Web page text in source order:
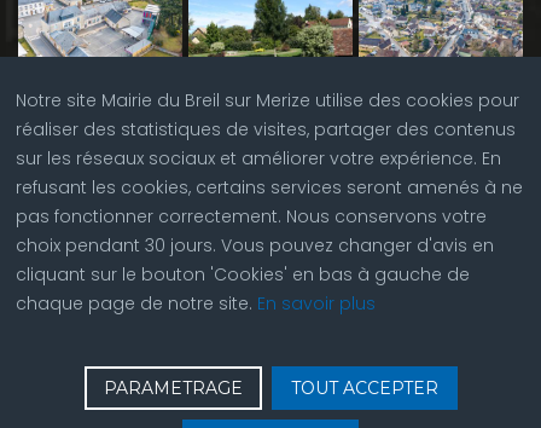
Notre site Mairie du Breil sur Merize utilise des cookies pour
réaliser des statistiques de visites, partager des contenus
sur les réseaux sociaux et améliorer votre expérience. En
refusant les cookies, certains services seront amenés à ne
pas fonctionner correctement. Nous conservons votre
choix pendant 30 jours. Vous pouvez changer d'avis en
cliquant sur le bouton 'Cookies' en bas à gauche de
chaque page de notre site. En savoir plus
PARAMETRAGE TOUT ACCEPTER
Contactez nous | © Copyright 2023 |Plan du site|
Réalisation du site parABC Site Web| Seconnecter| Accès